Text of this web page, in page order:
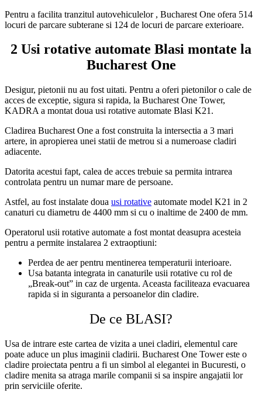
Pentru a facilita tranzitul autovehiculelor , Bucharest One ofera 514
locuri de parcare subterane si 124 de locuri de parcare exterioare.
2 Usi rotative automate Blasi montate la
Bucharest One
Desigur, pietonii nu au fost uitati. Pentru a oferi pietonilor o cale de
acces de exceptie, sigura si rapida, la Bucharest One Tower,
KADRA a montat doua usi rotative automate Blasi K21.
Cladirea Bucharest One a fost construita la intersectia a 3 mari
artere, in apropierea unei statii de metrou si a numeroase cladiri
adiacente.
Datorita acestui fapt, calea de acces trebuie sa permita intrarea
controlata pentru un numar mare de persoane.
Astfel, au fost instalate doua usi rotative automate model K21 in 2
canaturi cu diametru de 4400 mm si cu o inaltime de 2400 de mm.
Operatorul usii rotative automate a fost montat deasupra acesteia
pentru a permite instalarea 2 extraoptiuni:
Perdea de aer pentru mentinerea temperaturii interioare.
Usa batanta integrata in canaturile usii rotative cu rol de
„Break-out” in caz de urgenta. Aceasta faciliteaza evacuarea
rapida si in siguranta a persoanelor din cladire.
De ce BLASI?
Usa de intrare este cartea de vizita a unei cladiri, elementul care
poate aduce un plus imaginii cladirii. Bucharest One Tower este o
cladire proiectata pentru a fi un simbol al elegantei in Bucuresti, o
cladire menita sa atraga marile companii si sa inspire angajatii lor
prin serviciile oferite.